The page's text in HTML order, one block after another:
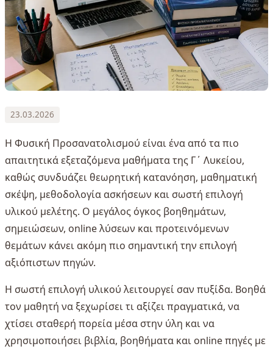
23.03.2026
Η Φυσική Προσανατολισμού είναι ένα από τα πιο
απαιτητικά εξεταζόμενα μαθήματα της Γ΄ Λυκείου,
καθώς συνδυάζει θεωρητική κατανόηση, μαθηματική
σκέψη, μεθοδολογία ασκήσεων και σωστή επιλογή
υλικού μελέτης. Ο μεγάλος όγκος βοηθημάτων,
σημειώσεων, online λύσεων και προτεινόμενων
θεμάτων κάνει ακόμη πιο σημαντική την επιλογή
αξιόπιστων πηγών.
Η σωστή επιλογή υλικού λειτουργεί σαν πυξίδα. Βοηθά
τον μαθητή να ξεχωρίσει τι αξίζει πραγματικά, να
χτίσει σταθερή πορεία μέσα στην ύλη και να
χρησιμοποιήσει βιβλία, βοηθήματα και online πηγές με